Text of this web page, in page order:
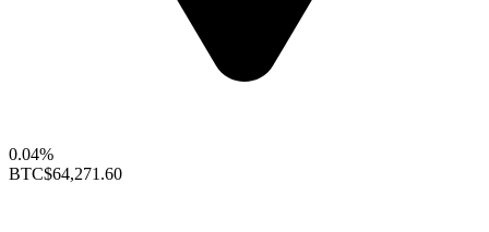
0.04%
BTC$64,271.60